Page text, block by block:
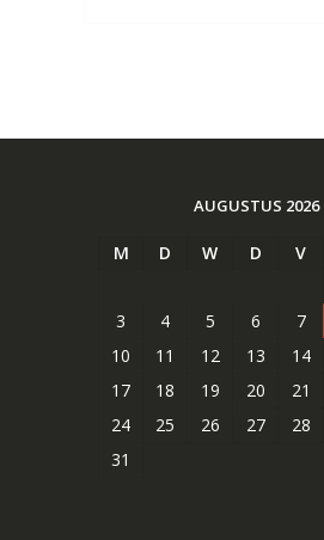
AUGUSTUS 2026
M D W D V
3
4 5 6 7
10
11 12 13 14
17
18 19 20 21
24
25 26 27 28
31